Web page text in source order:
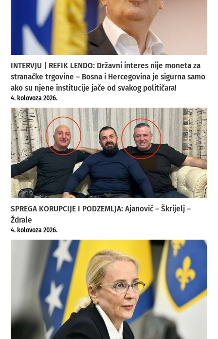
INTERVJU | REFIK LENDO: Državni interes nije moneta za
stranačke trgovine – Bosna i Hercegovina je sigurna samo
ako su njene institucije jače od svakog političara!
4. kolovoza 2026.
SPREGA KORUPCIJE I PODZEMLJA: Ajanović – Škrijelj –
Ždrale
4. kolovoza 2026.